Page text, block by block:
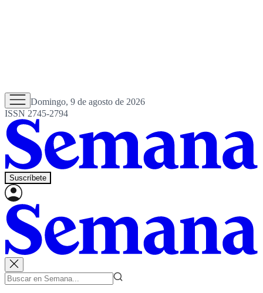
Domingo, 9 de agosto de 2026
ISSN 2745-2794
Suscríbete